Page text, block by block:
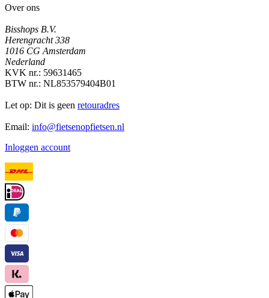
Over ons
Bisshops B.V.
Herengracht 338
1016 CG Amsterdam
Nederland
KVK nr.: 59631465
BTW nr.: NL853579404B01
Let op: Dit is geen retouradres
Email: info@fietsenopfietsen.nl
Inloggen account